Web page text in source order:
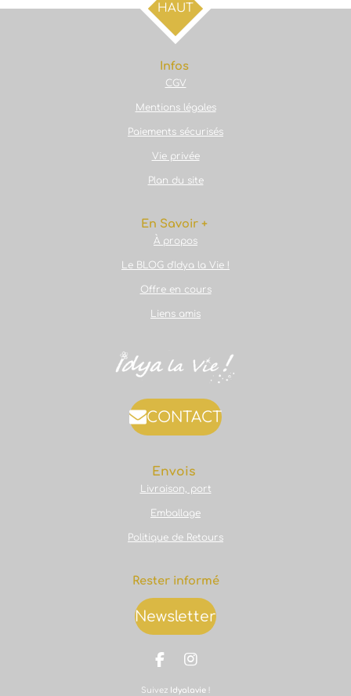
e
e
e
e
HAUT
Infos
CGV
Mentions légales
Paiements sécurisés
Vie privée
Plan du site
En Savoir +
À propos
Le BLOG d'Idya la Vie !
Offre en cours
Liens amis
CONTACT
Envois
Livraison, port
Emballage
Politique de Retours
Rester informé
Newsletter
F
I
Suivez Idyalavie!